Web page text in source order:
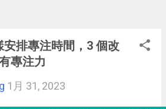
安排專注時間，3 個改
專注力
1月 31, 2023